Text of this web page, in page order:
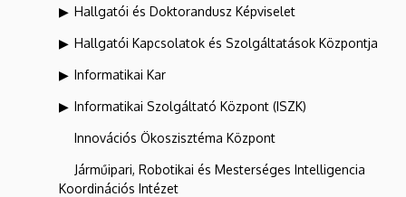
Hallgatói és Doktorandusz Képviselet
Hallgatói Kapcsolatok és Szolgáltatások Központja
Informatikai Kar
Informatikai Szolgáltató Központ (ISZK)
Innovációs Ökoszisztéma Központ
Járműipari, Robotikai és Mesterséges Intelligencia
Koordinációs Intézet